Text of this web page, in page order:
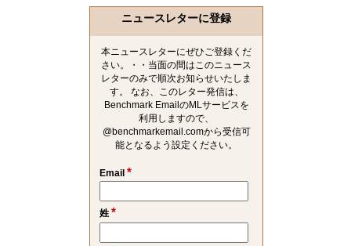
ニュースレターに登録
本ニュースレターにぜひご登録くだ
さい。・・当面の間はこのニュース
レターのみで順次お知らせいたしま
す。 なお、このレター発信は、
Benchmark EmailのMLサービスを
利用しますので、
@benchmarkemail.comから受信可
能となるよう設定ください。
Email *
姓 *